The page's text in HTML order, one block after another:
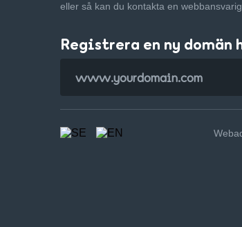
eller så kan du kontakta en webbansvarig.
Registrera en ny domän